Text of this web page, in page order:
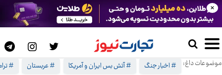
موضوعات داغ: # اخبار جنگ # آتش بس ایران و آمریکا # عربستان #
×